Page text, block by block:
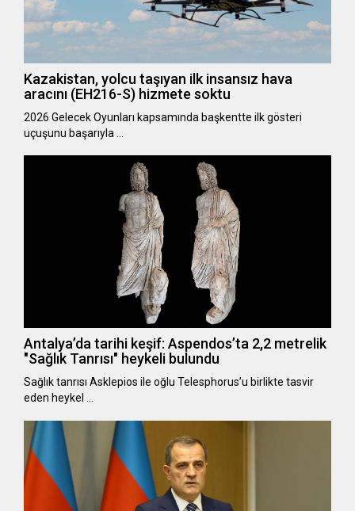
Kazakistan, yolcu taşıyan ilk insansız hava
aracını (EH216-S) hizmete soktu
2026 Gelecek Oyunları kapsamında başkentte ilk gösteri
uçuşunu başarıyla …
Antalya’da tarihi keşif: Aspendos’ta 2,2 metrelik
"Sağlık Tanrısı" heykeli bulundu
Sağlık tanrısı Asklepios ile oğlu Telesphorus’u birlikte tasvir
eden heykel …